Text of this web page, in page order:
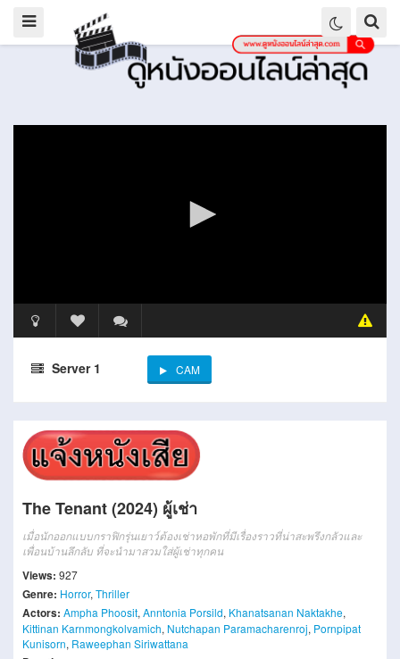
Server 1 CAM
The Tenant (2024) ผู้เช่า
เมื่อนักออกแบบกราฟิกรุ่นเยาว์ต้องเช่าหอพักที่มีเรื่องราวที่น่าสะพรึงกลัวและ
เพื่อนบ้านลึกลับ ที่จะนํามาสวมใส่ผู้เช่าทุกคน
Views: 927
Genre: Horror, Thriller
Actors: Ampha Phoosit, Anntonia Porsild, Khanatsanan Naktakhe,
Kittinan Karnmongkolvamich, Nutchapan Paramacharenroj, Pornpipat
Kunisorn, Raweephan Siriwattana